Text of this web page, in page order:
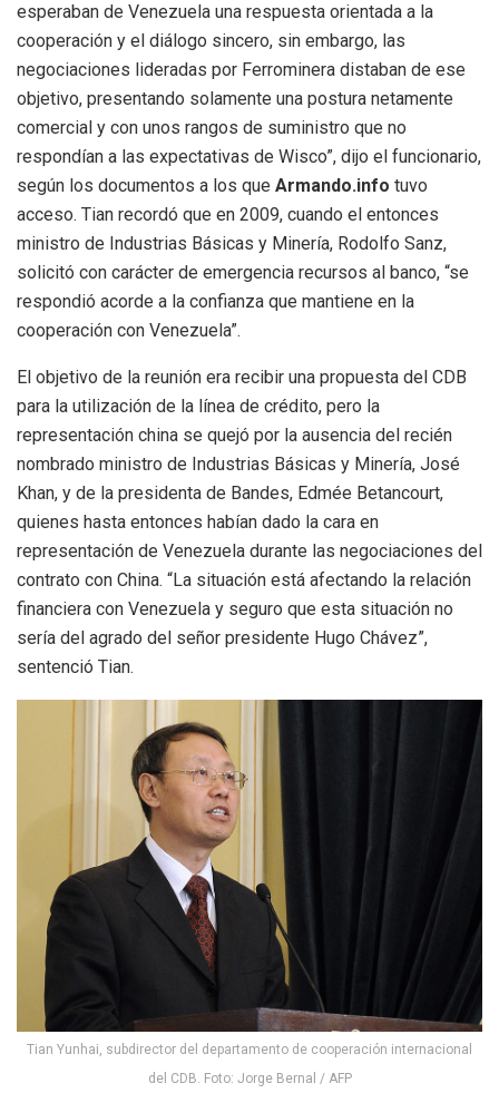
esperaban de Venezuela una respuesta orientada a la
cooperación y el diálogo sincero, sin embargo, las
negociaciones lideradas por Ferrominera distaban de ese
objetivo, presentando solamente una postura netamente
comercial y con unos rangos de suministro que no
respondían a las expectativas de Wisco”, dijo el funcionario,
según los documentos a los que Armando.info tuvo
acceso. Tian recordó que en 2009, cuando el entonces
ministro de Industrias Básicas y Minería, Rodolfo Sanz,
solicitó con carácter de emergencia recursos al banco, “se
respondió acorde a la confianza que mantiene en la
cooperación con Venezuela”.
El objetivo de la reunión era recibir una propuesta del CDB
para la utilización de la línea de crédito, pero la
representación china se quejó por la ausencia del recién
nombrado ministro de Industrias Básicas y Minería, José
Khan, y de la presidenta de Bandes, Edmée Betancourt,
quienes hasta entonces habían dado la cara en
representación de Venezuela durante las negociaciones del
contrato con China. “La situación está afectando la relación
financiera con Venezuela y seguro que esta situación no
sería del agrado del señor presidente Hugo Chávez”,
sentenció Tian.
Tian Yunhai, subdirector del departamento de cooperación internacional
del CDB. Foto: Jorge Bernal / AFP